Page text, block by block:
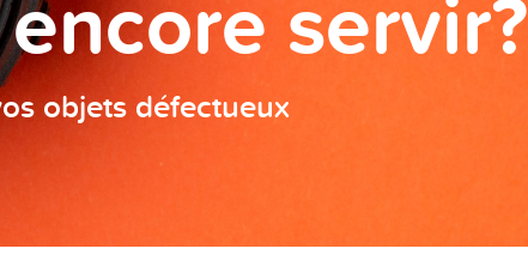
objets défectueux